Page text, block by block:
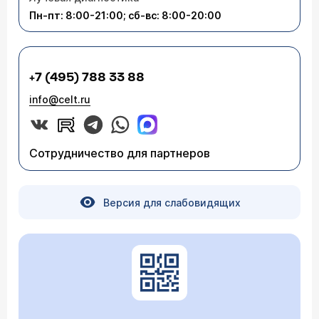
Пн-пт: 8:00-21:00; сб-вс: 8:00-20:00
+7 (495) 788 33 88
info@celt.ru
Сотрудничество для партнеров
Версия для слабовидящих